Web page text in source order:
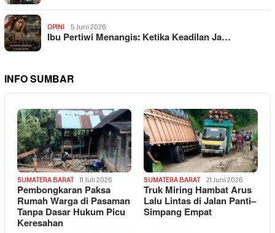
OPINI 5 Juni 2026
Ibu Pertiwi Menangis: Ketika Keadilan Ja…
INFO SUMBAR
SUMATERA BARAT 11 Juli 2026
Pembongkaran Paksa
Rumah Warga di Pasaman
Tanpa Dasar Hukum Picu
Keresahan
SUMATERA BARAT 21 Juni 2026
Truk Miring Hambat Arus
Lalu Lintas di Jalan Panti–
Simpang Empat